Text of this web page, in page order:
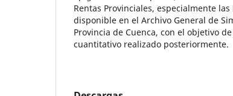
Rentas Provinciales, especialmente
disponible en el Archivo General de
Provincia de Cuenca, con el objetivo
cuantitativo realizado posteriormente.